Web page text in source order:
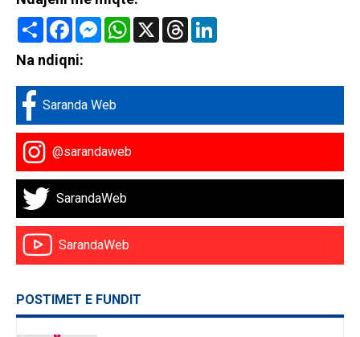
Share FacebookMessenger
WhatsApp
X Threads
Na ndiqni:
Saranda Web
@sarandaweb
SarandaWeb
SarandaWeb
POSTIMET E FUNDIT